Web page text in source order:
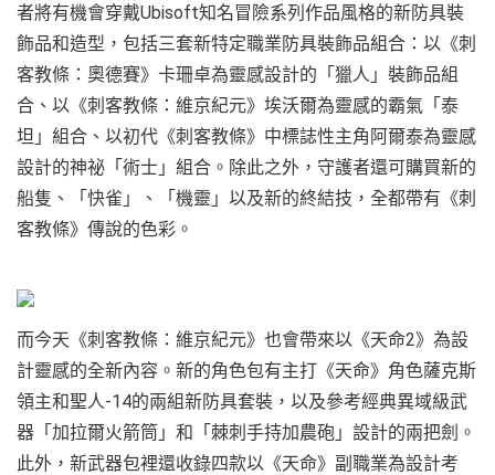
者將有機會穿戴Ubisoft知名冒險系列作品風格的新防具裝
飾品和造型，包括三套新特定職業防具裝飾品組合：以《刺
客教條：奧德賽》卡珊卓為靈感設計的「獵人」裝飾品組
合、以《刺客教條：維京紀元》埃沃爾為靈感的霸氣「泰
坦」組合、以初代《刺客教條》中標誌性主角阿爾泰為靈感
設計的神祕「術士」組合。除此之外，守護者還可購買新的
船隻、「快雀」、「機靈」以及新的終結技，全都帶有《刺
客教條》傳說的色彩。
而今天《刺客教條：維京紀元》也會帶來以《天命2》為設
計靈感的全新內容。新的角色包有主打《天命》角色薩克斯
領主和聖人-14的兩組新防具套裝，以及參考經典異域級武
器「加拉爾火箭筒」和「棘刺手持加農砲」設計的兩把劍。
此外，新武器包裡還收錄四款以《天命》副職業為設計考